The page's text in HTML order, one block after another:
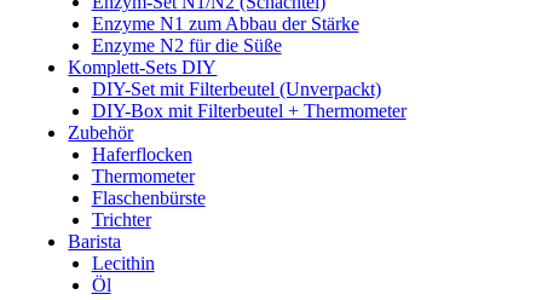
Enzyme N1 zum Abbau der Stärke
Enzyme N2 für die Süße
Komplett-Sets DIY
DIY-Set mit Filterbeutel (Unverpackt)
DIY-Box mit Filterbeutel + Thermometer
Zubehör
Haferflocken
Thermometer
Flaschenbürste
Trichter
Barista
Lecithin
Öl